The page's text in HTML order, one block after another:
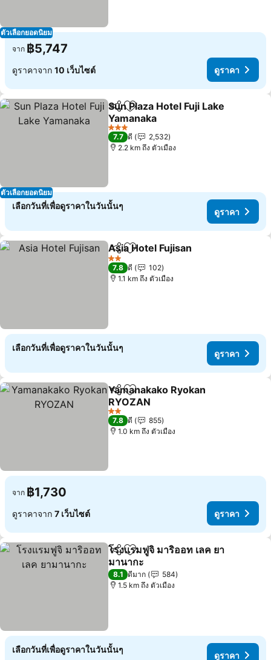
ตัวเลือกยอดนิยม
จาก ฿5,747
ดูราคาจาก 10 เว็บไซต์ ดูราคา
ตัวเลือกยอดนิยม
แชร์ เพิ่มในรายการโปรด
Sun Plaza Hotel Fuji Lake
Yamanaka
3 ดาว
7.7 ดี
2,532
2.2 km ถึง ตัวเมือง
เลือกวันที่เพื่อดูราคาในวันนั้นๆ
ดูราคา
แชร์ เพิ่มในรายการโปรด
Asia Hotel Fujisan
2 ดาว
7.8 ดี
102
1.1 km ถึง ตัวเมือง
เลือกวันที่เพื่อดูราคาในวันนั้นๆ
ดูราคา
แชร์ เพิ่มในรายการโปรด
Yamanakako Ryokan
RYOZAN
2 ดาว
7.8 ดี
855
1.0 km ถึง ตัวเมือง
จาก ฿1,730
ดูราคาจาก 7 เว็บไซต์ ดูราคา
แชร์ เพิ่มในรายการโปรด
โรงแรมฟูจิ มาริออท เลค ยา
มานากะ
8.1 ดีมาก
584
1.5 km ถึง ตัวเมือง
เลือกวันที่เพื่อดูราคาในวันนั้นๆ
ดูราคา